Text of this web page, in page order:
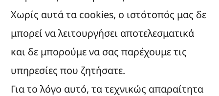
Χωρίς αυτά τα cookies, ο ιστότοπός μας δε
μπορεί να λειτουργήσει αποτελεσματικά
και δε μπορούμε να σας παρέχουμε τις
υπηρεσίες που ζητήσατε.
Για το λόγο αυτό, τα τεχνικώς απαραίτητα